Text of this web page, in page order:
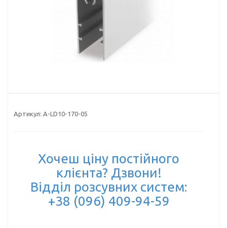
Артикул: A-LD10-170-05
Хочеш ціну постійного
клієнта? Дзвони!
Відділ розсувних систем:
+38 (096) 409-94-59